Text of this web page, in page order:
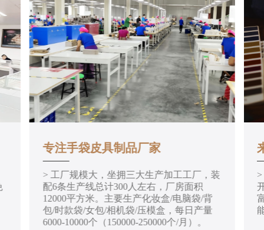
专注手袋皮具制品厂家
> 工厂规模大，坐拥三大生产加工工厂，装
配6条生产线总计300人左右，厂房面积
12000平方米。主要生产化妆盒/电脑袋/背
包/时款袋/女包/相机袋/压模盒，每日产量
6000-10000个（150000-250000个/月）。